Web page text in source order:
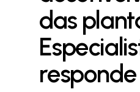
das
responde